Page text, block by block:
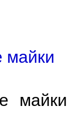
майки